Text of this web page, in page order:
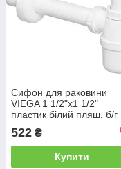
Сифон для раковини
VIEGA 1 1/2"х1 1/2"
пластик білий пляш. б/г
522 ₴
Купити